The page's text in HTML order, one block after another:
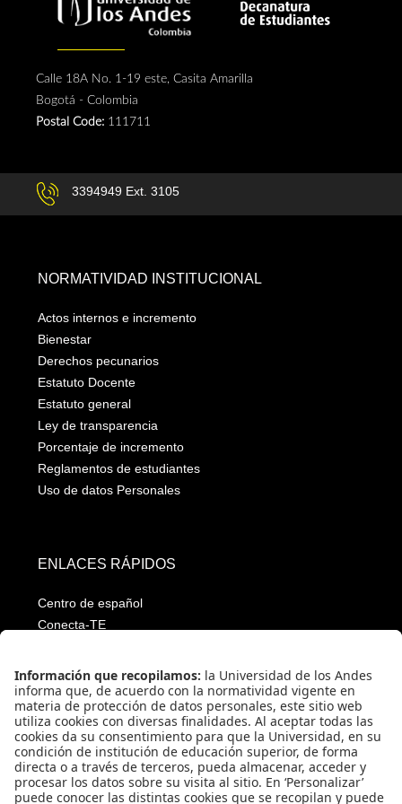
Calle 18A No. 1-19 este, Casita Amarilla
Bogotá - Colombia
Postal Code: 111711
3394949 Ext. 3105
NORMATIVIDAD INSTITUCIONAL
Actos internos e incremento
Bienestar
Derechos pecunarios
Estatuto Docente
Estatuto general
Ley de transparencia
Porcentaje de incremento
Reglamentos de estudiantes
Uso de datos Personales
ENLACES RÁPIDOS
Centro de español
Conecta-TE
Emergencias: Extensión 0000
Eventos destacados
Mapa del Sitio
Multimedia
Noticias
Preguntas frecuentes
Póliza estudiantil Uniandina